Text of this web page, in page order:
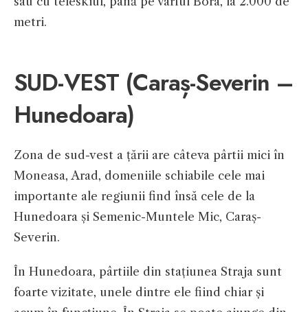
metri.
SUD-VEST (Caraș-Severin –
Hunedoara)
Zona de sud-vest a țării are câteva pârtii mici în
Moneasa, Arad, domeniile schiabile cele mai
importante ale regiunii find însă cele de la
Hunedoara și Semenic-Muntele Mic, Caraș-
Severin.
În Hunedoara, pârtiile din stațiunea Straja sunt
foarte vizitate, unele dintre ele fiind chiar și